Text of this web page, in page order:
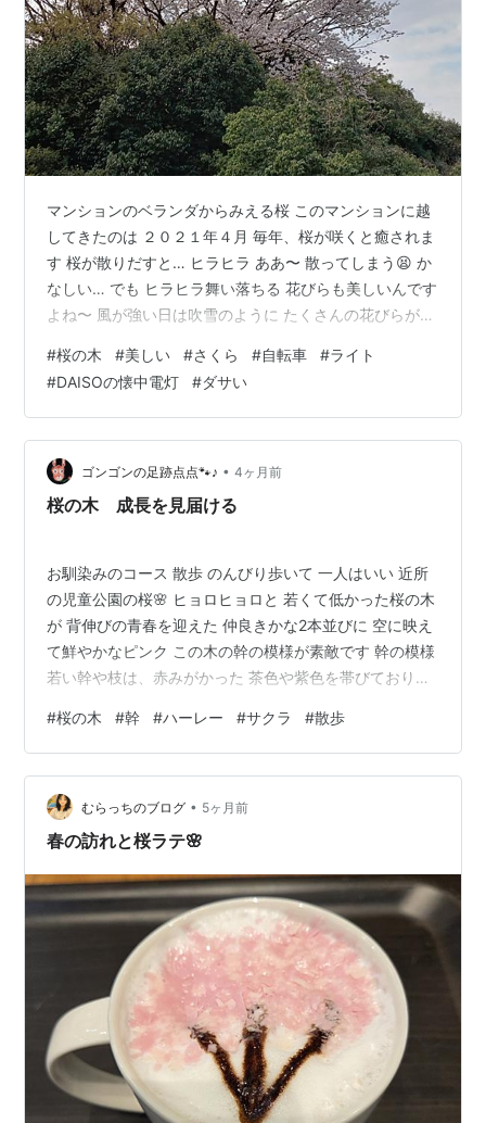
マンションのベランダからみえる桜 このマンションに越
してきたのは ２０２１年４月 毎年、桜が咲くと癒されま
す 桜が散りだすと… ヒラヒラ ああ〜 散ってしまう😫 か
なしい… でも ヒラヒラ舞い落ちる 花びらも美しいんです
よね〜 風が強い日は吹雪のように たくさんの花びらが舞
落ちなければいいですね💦 DAISOで買った懐中電灯w 買
ったばかりの自転車のライトを １日で盗まれた夫は考え
ました DAISOで買った懐中電灯🔦をつけたのですw ダサ
い！！🤣👏 でも、盗まれません🤣👏 ていうかこれで大丈
夫？🙄 違反にならない？🙄 akiko42life…
#桜の木 #美しい #さくら #自転車 #ライト
#DAISOの懐中電灯 #ダサい
ゴンゴンの足跡点点🐾♪ • 4ヶ月前
桜の木 成長を見届ける
お馴染みのコース 散歩 のんびり歩いて 一人はいい 近所
の児童公園の桜🌸 ヒョロヒョロと 若くて低かった桜の木
が 背伸びの青春を迎えた 仲良きかな2本並びに 空に映え
て鮮やかなピンク この木の幹の模様が素敵です 幹の模様
若い幹や枝は、赤みがかった 茶色や紫色を帯びており、
ち着く好きな色です ザラザラとした質感もいい 撫でて触
って 木の成長と共に 模様の移り変わりを これからも 少
し歩くと 定位置のハーレーダビットソン いつもここに
カッコいいな 目立ち過ぎるよチミ 絡みの線 自然の模様
妄想ラクガキして あっちから 風で飛んで来たらしい…
#桜の木 #幹 #ハーレー #サクラ #散歩
むらっちのブログ • 5ヶ月前
春の訪れと桜ラテ🌸